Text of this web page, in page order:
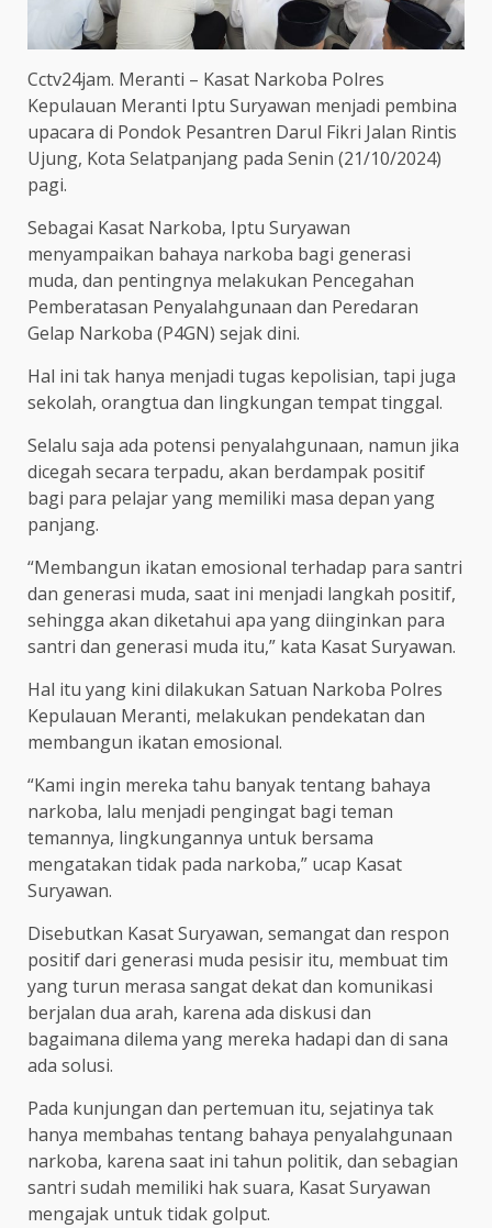
Cctv24jam. Meranti – Kasat Narkoba Polres
Kepulauan Meranti Iptu Suryawan menjadi pembina
upacara di Pondok Pesantren Darul Fikri Jalan Rintis
Ujung, Kota Selatpanjang pada Senin (21/10/2024)
pagi.
Sebagai Kasat Narkoba, Iptu Suryawan
menyampaikan bahaya narkoba bagi generasi
muda, dan pentingnya melakukan Pencegahan
Pemberatasan Penyalahgunaan dan Peredaran
Gelap Narkoba (P4GN) sejak dini.
Hal ini tak hanya menjadi tugas kepolisian, tapi juga
sekolah, orangtua dan lingkungan tempat tinggal.
Selalu saja ada potensi penyalahgunaan, namun jika
dicegah secara terpadu, akan berdampak positif
bagi para pelajar yang memiliki masa depan yang
panjang.
“Membangun ikatan emosional terhadap para santri
dan generasi muda, saat ini menjadi langkah positif,
sehingga akan diketahui apa yang diinginkan para
santri dan generasi muda itu,” kata Kasat Suryawan.
Hal itu yang kini dilakukan Satuan Narkoba Polres
Kepulauan Meranti, melakukan pendekatan dan
membangun ikatan emosional.
“Kami ingin mereka tahu banyak tentang bahaya
narkoba, lalu menjadi pengingat bagi teman
temannya, lingkungannya untuk bersama
mengatakan tidak pada narkoba,” ucap Kasat
Suryawan.
Disebutkan Kasat Suryawan, semangat dan respon
positif dari generasi muda pesisir itu, membuat tim
yang turun merasa sangat dekat dan komunikasi
berjalan dua arah, karena ada diskusi dan
bagaimana dilema yang mereka hadapi dan di sana
ada solusi.
Pada kunjungan dan pertemuan itu, sejatinya tak
hanya membahas tentang bahaya penyalahgunaan
narkoba, karena saat ini tahun politik, dan sebagian
santri sudah memiliki hak suara, Kasat Suryawan
mengajak untuk tidak golput.